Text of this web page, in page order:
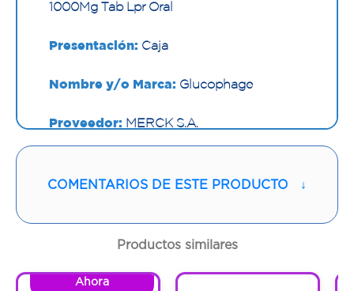
1000Mg Tab Lpr Oral
Presentación: Caja
Nombre y/o Marca: Glucophage
Proveedor: MERCK S.A.
30 Tabletas
Código:1251150
COMENTARIOS DE ESTE PRODUCTO ↓
Productos similares
Ahora